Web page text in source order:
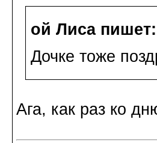
ой Лиса пишет:
Дочке тоже
Ага, как раз ко